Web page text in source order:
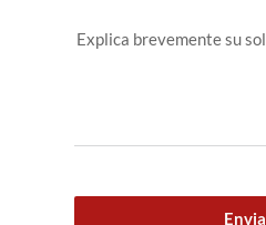
Explica brevemente su